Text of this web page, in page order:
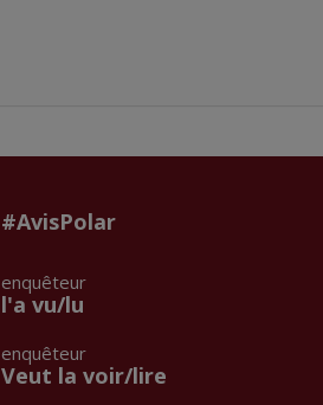
#AvisPolar
enquêteur
l'a vu/lu
enquêteur
Veut la voir/lire